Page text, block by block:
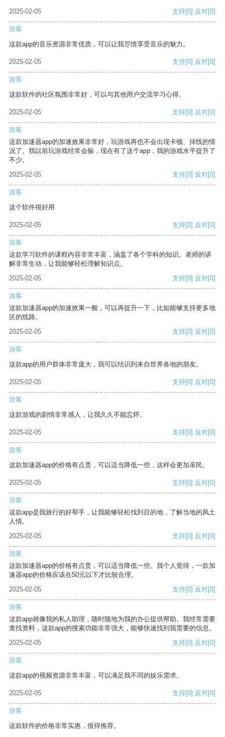
2025-02-05
支持[0] 反对[0]
游客
这款app的音乐资源非常优质，可以让我尽情享受音乐的魅力。
2025-02-05 支持[0] 反对[0]
游客
这款软件的社区氛围非常好，可以与其他用户交流学习心得。
2025-02-05 支持[0] 反对[0]
游客
这款加速器app的加速效果非常好，玩游戏再也不会出现卡顿、掉线的情
况了。我以前玩游戏经常会输，现在有了这个app，我的游戏水平提升了
不少。
2025-02-05
支持[0] 反对[0]
游客
这个软件很好用
2025-02-05 支持[0] 反对[0]
游客
这款学习软件的课程内容非常丰富，涵盖了各个学科的知识。老师的讲
解非常生动，让我能够轻松理解知识点。
2025-02-05
支持[0] 反对[0]
游客
这款加速器app的加速效果一般，可以再提升一下，比如能够支持更多地
区的线路。
2025-02-05
支持[0] 反对[0]
游客
这款app的用户群体非常庞大，我可以结识到来自世界各地的朋友。
2025-02-05 支持[0] 反对[0]
游客
这款游戏的剧情非常感人，让我久久不能忘怀。
2025-02-05 支持[0] 反对[0]
游客
这款加速器app的价格有点贵，可以适当降低一些，这样会更加亲民。
2025-02-05 支持[0] 反对[0]
游客
这款app是我旅行的好帮手，让我能够轻松找到目的地，了解当地的风土
人情。
2025-02-05
支持[0] 反对[0]
游客
这款加速器app的价格有点贵，可以适当降低一些。我个人觉得，一款加
速器app的价格应该在50元以下才比较合理。
2025-02-05
支持[0] 反对[0]
游客
这款app就像我的私人助理，随时随地为我的办公提供帮助。我经常需要
查找资料，这款app的搜索功能非常强大，能够快速找到我需要的信息。
2025-02-05
支持[0] 反对[0]
游客
这款app的视频资源非常丰富，可以满足我不同的娱乐需求。
2025-02-05 支持[0] 反对[0]
游客
这款软件的价格非常实惠，值得推荐。